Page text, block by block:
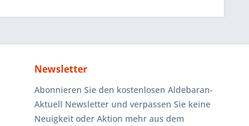
Newsletter
Abonnieren Sie den kostenlosen Aldebaran-
Aktuell Newsletter und verpassen Sie keine
Neuigkeit oder Aktion mehr aus dem